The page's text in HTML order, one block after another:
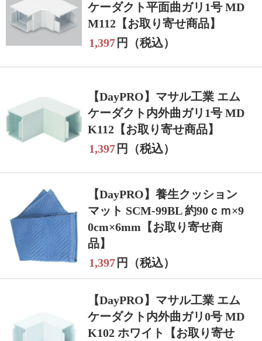
ケーダクト平面曲ガリ1号 MD
M112【お取り寄せ商品】
1,397 円（税込）
【DayPRO】マサル工業 エム
ケーダクト内外曲ガリ1号 MD
K112【お取り寄せ商品】
1,397 円（税込）
【DayPRO】養生クッション
マット SCM-99BL 約90ｃｍ×9
0cm×6mm【お取り寄せ商
品】
1,397 円（税込）
【DayPRO】マサル工業 エム
ケーダクト内外曲ガリ0号 MD
K102 ホワイト【お取り寄せ